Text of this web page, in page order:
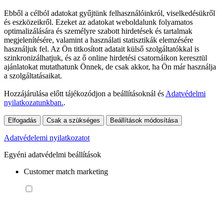
Ebből a célból adatokat gyűjtünk felhasználóinkról, viselkedésükről
és eszközeikről. Ezeket az adatokat weboldalunk folyamatos
optimalizálására és személyre szabott hirdetések és tartalmak
megjelenítésére, valamint a használati statisztikák elemzésére
használjuk fel. Az Ön titkosított adatait külső szolgáltatókkal is
szinkronizálhatjuk, és az ő online hirdetési csatornáikon keresztül
ajánlatokat mutathatunk Önnek, de csak akkor, ha Ön már használja
a szolgáltatásaikat.
Hozzájárulása előtt tájékozódjon a beállításoknál és Adatvédelmi
nyilatkozatunkban..
Elfogadás Csak a szükséges Beállítások módosítása
Adatvédelemi nyilatkozatot
Egyéni adatvédelmi beállítások
Customer match marketing